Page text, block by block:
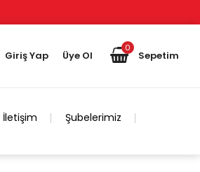
Giriş Yap Üye Ol
0
Sepetim
İletişim Şubelerimiz